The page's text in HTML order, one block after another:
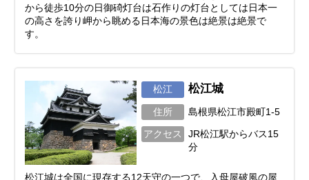
から徒歩10分の日御碕灯台は石作りの灯台としては日本一
の高さを誇り岬から眺める日本海の景色は絶景は絶景で
す。
松江 松江城
住所 島根県松江市殿町1-5
アクセス
JR松江駅からバス15
分
松江城は全国に現存する12天守の一つで、入母屋破風の屋